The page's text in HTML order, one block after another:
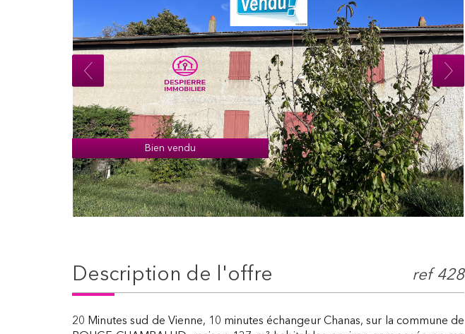
Bien vendu
description de l'offre ref 428
20 Minutes sud de Vienne, 10 minutes échangeur Chanas, sur la commune de